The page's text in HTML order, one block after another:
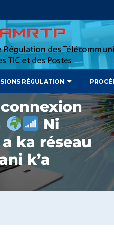
RÉGULATION
Ni
ka réseau
k’a